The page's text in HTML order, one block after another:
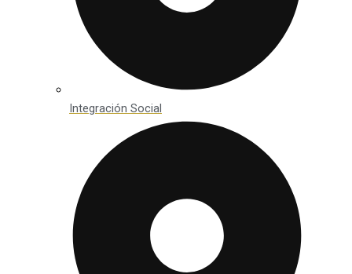
Integración Social